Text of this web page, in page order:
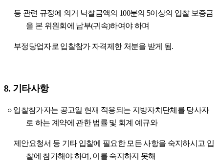
등 관련 규정에 의거 낙찰금액의 100분의 5이상의 입찰 보증금
을 본 위원회에 납부(귀속)하여야 하며
부정당업자로 입찰참가 자격제한 처분을 받게 됨.
8. 기타사항
○ 입찰참가자는 공고일 현재 적용되는 지방자치단체를 당사자
로 하는 계약에 관한 법률 및 회계 예규와
제안요청서 등 기타 입찰에 필요한 모든 사항을 숙지하시고 입
찰에 참가해야 하며 , 이를 숙지하지 못해